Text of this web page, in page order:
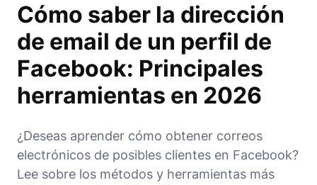
Cómo saber la dirección
de email de un perfil de
Facebook: Principales
herramientas en 2026
¿Deseas aprender cómo obtener correos
electrónicos de posibles clientes en Facebook?
Lee sobre los métodos y herramientas más